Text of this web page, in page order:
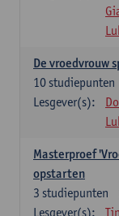
De vroedvrouw
10studiepunten
Lesgever(s):
Masterproef
opstarten
3 studiepunten
Lesgever(s):